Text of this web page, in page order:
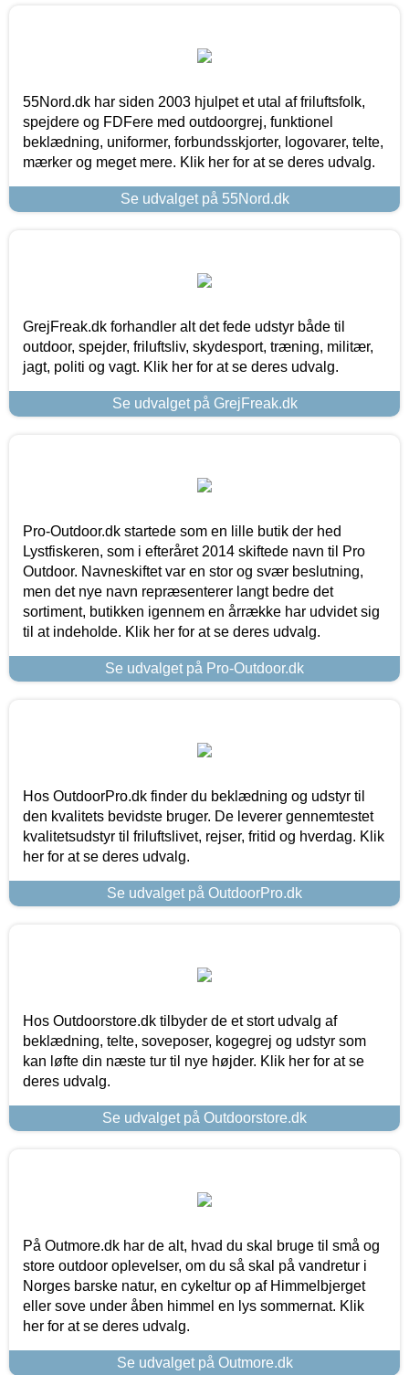
55Nord.dk har siden 2003 hjulpet et utal af friluftsfolk,
spejdere og FDFere med outdoorgrej, funktionel
beklædning, uniformer, forbundsskjorter, logovarer, telte,
mærker og meget mere. Klik her for at se deres udvalg.
Se udvalget på 55Nord.dk
GrejFreak.dk forhandler alt det fede udstyr både til
outdoor, spejder, friluftsliv, skydesport, træning, militær,
jagt, politi og vagt. Klik her for at se deres udvalg.
Se udvalget på GrejFreak.dk
Pro-Outdoor.dk startede som en lille butik der hed
Lystfiskeren, som i efteråret 2014 skiftede navn til Pro
Outdoor. Navneskiftet var en stor og svær beslutning,
men det nye navn repræsenterer langt bedre det
sortiment, butikken igennem en årrække har udvidet sig
til at indeholde. Klik her for at se deres udvalg.
Se udvalget på Pro-Outdoor.dk
Hos OutdoorPro.dk finder du beklædning og udstyr til
den kvalitets bevidste bruger. De leverer gennemtestet
kvalitetsudstyr til friluftslivet, rejser, fritid og hverdag. Klik
her for at se deres udvalg.
Se udvalget på OutdoorPro.dk
Hos Outdoorstore.dk tilbyder de et stort udvalg af
beklædning, telte, soveposer, kogegrej og udstyr som
kan løfte din næste tur til nye højder. Klik her for at se
deres udvalg.
Se udvalget på Outdoorstore.dk
På Outmore.dk har de alt, hvad du skal bruge til små og
store outdoor oplevelser, om du så skal på vandretur i
Norges barske natur, en cykeltur op af Himmelbjerget
eller sove under åben himmel en lys sommernat. Klik
her for at se deres udvalg.
Se udvalget på Outmore.dk